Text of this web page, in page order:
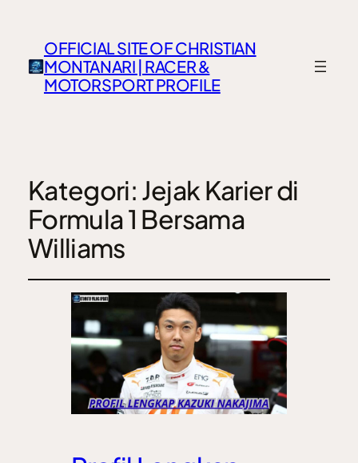
OFFICIAL SITE OF CHRISTIAN
MONTANARI | RACER &
MOTORSPORT PROFILE
Kategori: Jejak Karier di
Formula 1 Bersama
Williams